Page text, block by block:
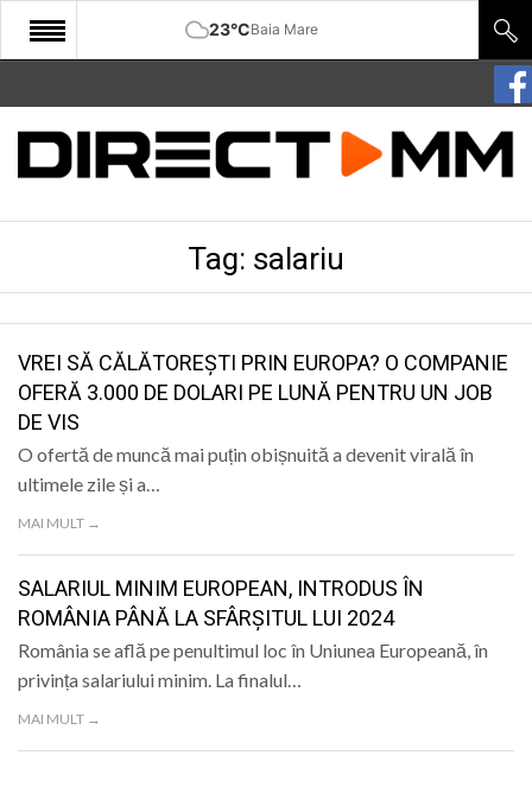
23°CBaia Mare
START
COMUNITATE
SANATATE
SPORT
SPECIAL
Tag: salariu
VREI SĂ CĂLĂTOREȘTI PRIN EUROPA? O COMPANIE
OFERĂ 3.000 DE DOLARI PE LUNĂ PENTRU UN JOB
DE VIS
O ofertă de muncă mai puțin obișnuită a devenit virală în
ultimele zile și a…
MAI MULT →
SALARIUL MINIM EUROPEAN, INTRODUS ÎN
ROMÂNIA PÂNĂ LA SFÂRȘITUL LUI 2024
România se află pe penultimul loc în Uniunea Europeană, în
privința salariului minim. La finalul…
MAI MULT →